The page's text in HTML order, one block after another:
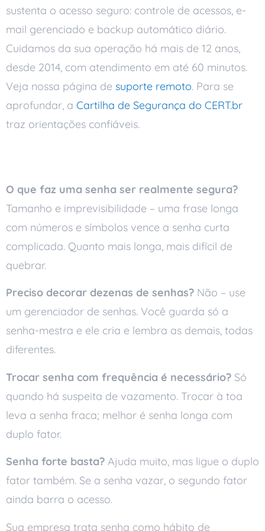
sustenta o acesso seguro: controle de acessos, e-
mail gerenciado e backup automático diário.
Cuidamos da sua operação há mais de 12 anos,
desde 2014, com atendimento em até 60 minutos.
Veja nossa página de suporte remoto. Para se
aprofundar, a Cartilha de Segurança do CERT.br
traz orientações confiáveis.
O que faz uma senha ser realmente segura?
Tamanho e imprevisibilidade – uma frase longa
com números e símbolos vence a senha curta
complicada. Quanto mais longa, mais difícil de
quebrar.
Preciso decorar dezenas de senhas? Não – use
um gerenciador de senhas. Você guarda só a
senha-mestra e ele cria e lembra as demais, todas
diferentes.
Trocar senha com frequência é necessário? Só
quando há suspeita de vazamento. Trocar à toa
leva a senha fraca; melhor é senha longa com
duplo fator.
Senha forte basta? Ajuda muito, mas ligue o duplo
fator também. Se a senha vazar, o segundo fator
ainda barra o acesso.
Sua empresa trata senha como hábito de